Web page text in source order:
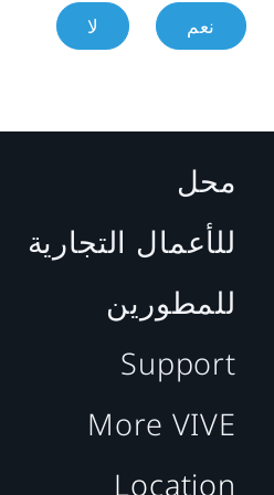
نعم لا
محل
للأعمال التجارية
للمطورين
Support
More VIVE
Location